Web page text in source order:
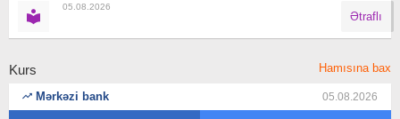
05.08.2026
Ətraflı
Kurs Hamısına bax
Mərkəzi bank 05.08.2026